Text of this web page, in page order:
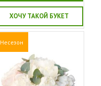
ХОЧУ ТАКОЙ БУКЕТ
Несезон